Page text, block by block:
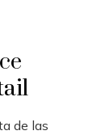
de las